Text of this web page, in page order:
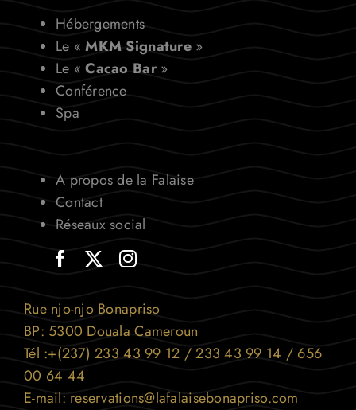
Contact
Le groupe
Hébergements
Le «MKM Signature»
Le «Cacao Bar»
Conférence
Spa
A propos de la Falaise
Contact
Réseaux social
Rue njo-njo Bonapriso
BP: 5300 Douala Cameroun
Tél :+(237) 233 43 99 12 / 233 43 99 14 / 656
00 64 44
E-mail: reservations@lafalaisebonapriso.com